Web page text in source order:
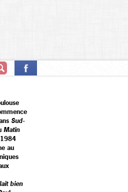
Sud-
Matin
au
bien